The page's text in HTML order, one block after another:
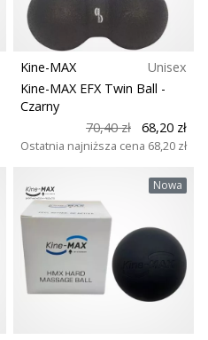
Kine-MAX
Unisex
Kine-MAX EFX Twin Ball -
Czarny
70,40 zł
68,20 zł
Ostatnia najniższa cena 68,20 zł
Nowa